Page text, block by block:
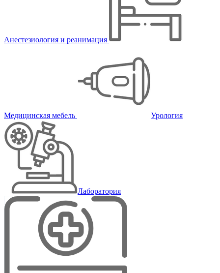
Анестезиология и реанимация
Медицинская мебель Урология
Лаборатория